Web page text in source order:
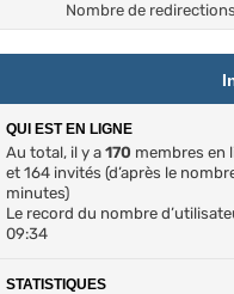
Nombre de
QUI EST EN LIGNE
Au total, il y a 170 membres en
et 164 invités (d’après le
minutes)
Le record du nombre
09:34
STATISTIQUES